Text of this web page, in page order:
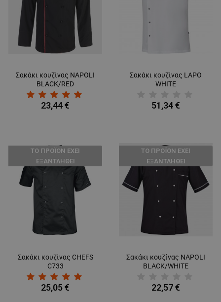
Σακάκι κουζίνας NAPOLI
BLACK/RED
23,44 €
Σακάκι κουζίνας LAPO
WHITE
51,34 €
ТΟ ΠΡΟΪΌΝ ΈΧΕΙ
ΕΞΑΝΤΛΗΘΕΊ
Σακάκι κουζίνας CHEFS
C733
25,05 €
ТΟ ΠΡΟΪΌΝ ΈΧΕΙ
ΕΞΑΝΤΛΗΘΕΊ
Σακάκι κουζίνας NAPOLI
BLACK/WHITE
22,57 €